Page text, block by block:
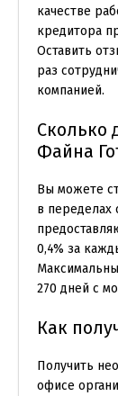
качестве
кредитора
Оставить
раз
компанией.
Сколько
Файна
Вы можете
в переделах
0,4% за
270 дней с
Как
Получить
офисе